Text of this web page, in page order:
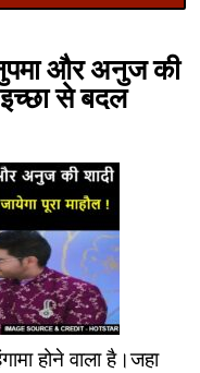
और अनुज की
से बदल
होने वाला है।जहा